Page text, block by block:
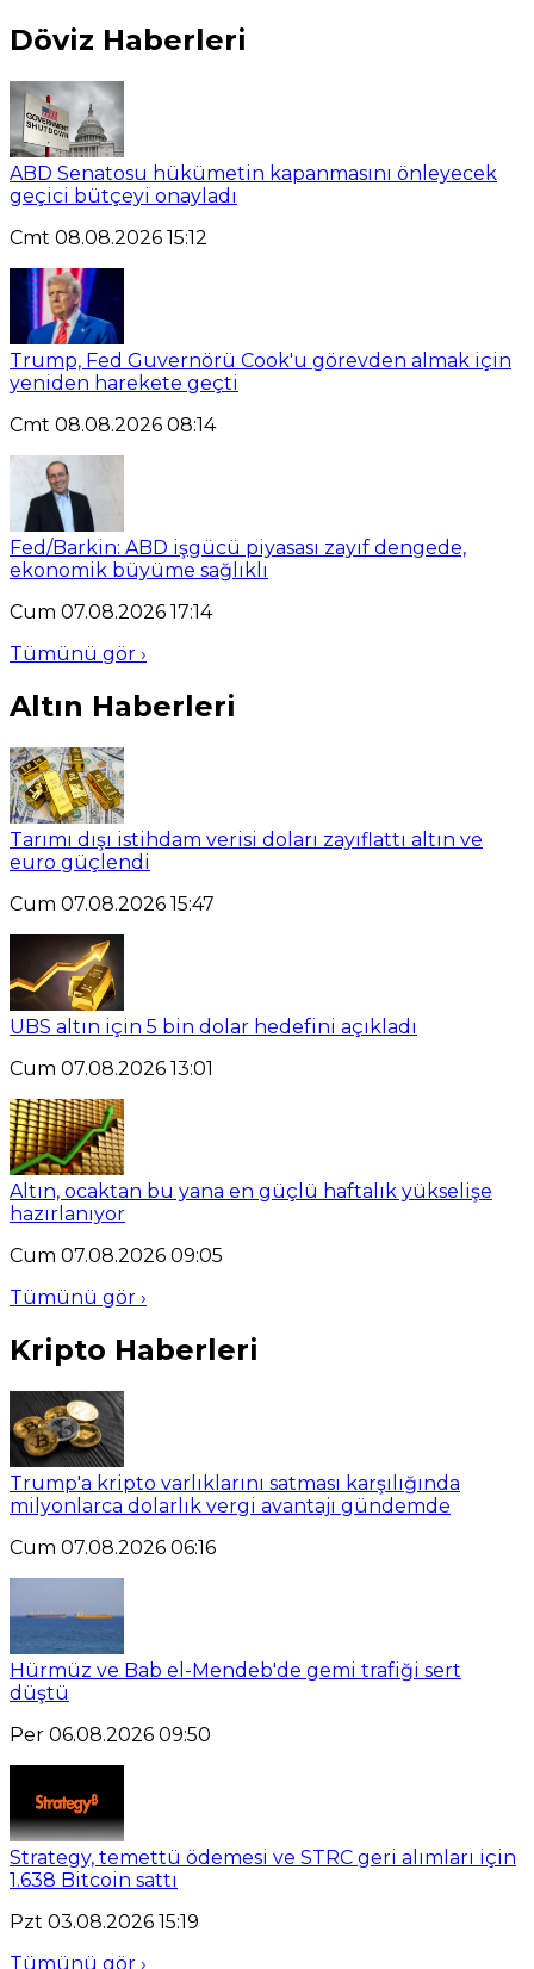
Döviz Haberleri
ABD Senatosu hükümetin kapanmasını önleyecek
geçici bütçeyi onayladı
Cmt 08.08.2026 15:12
Trump, Fed Guvernörü Cook'u görevden almak için
yeniden harekete geçti
Cmt 08.08.2026 08:14
Fed/Barkin: ABD işgücü piyasası zayıf dengede,
ekonomik büyüme sağlıklı
Cum 07.08.2026 17:14
Tümünü gör ›
Altın Haberleri
Tarımı dışı istihdam verisi doları zayıflattı altın ve
euro güçlendi
Cum 07.08.2026 15:47
UBS altın için 5 bin dolar hedefini açıkladı
Cum 07.08.2026 13:01
Altın, ocaktan bu yana en güçlü haftalık yükselişe
hazırlanıyor
Cum 07.08.2026 09:05
Tümünü gör ›
Kripto Haberleri
Trump'a kripto varlıklarını satması karşılığında
milyonlarca dolarlık vergi avantajı gündemde
Cum 07.08.2026 06:16
Hürmüz ve Bab el-Mendeb'de gemi trafiği sert
düştü
Per 06.08.2026 09:50
Strategy, temettü ödemesi ve STRC geri alımları için
1.638 Bitcoin sattı
Pzt 03.08.2026 15:19
Tümünü gör ›